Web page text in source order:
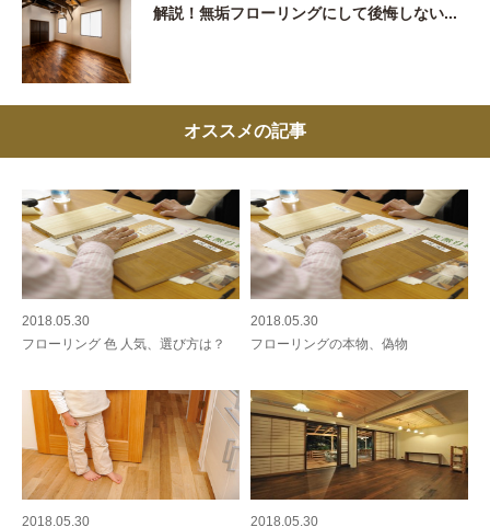
解説！無垢フローリングにして後悔しない...
オススメの記事
2018.05.30
フローリング 色 人気、選び方は？
2018.05.30
フローリングの本物、偽物
2018.05.30 2018.05.30